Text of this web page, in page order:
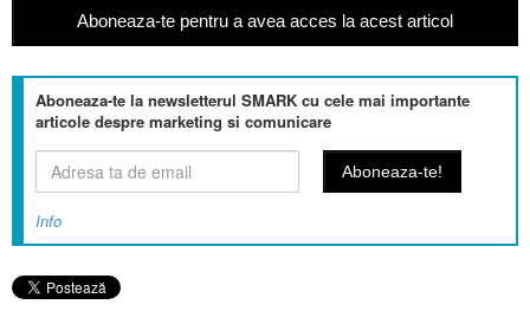
Aboneaza-te pentru a avea acces la acest articol
Aboneaza-te la newsletterul SMARK cu cele mai importante
articole despre marketing si comunicare
Info